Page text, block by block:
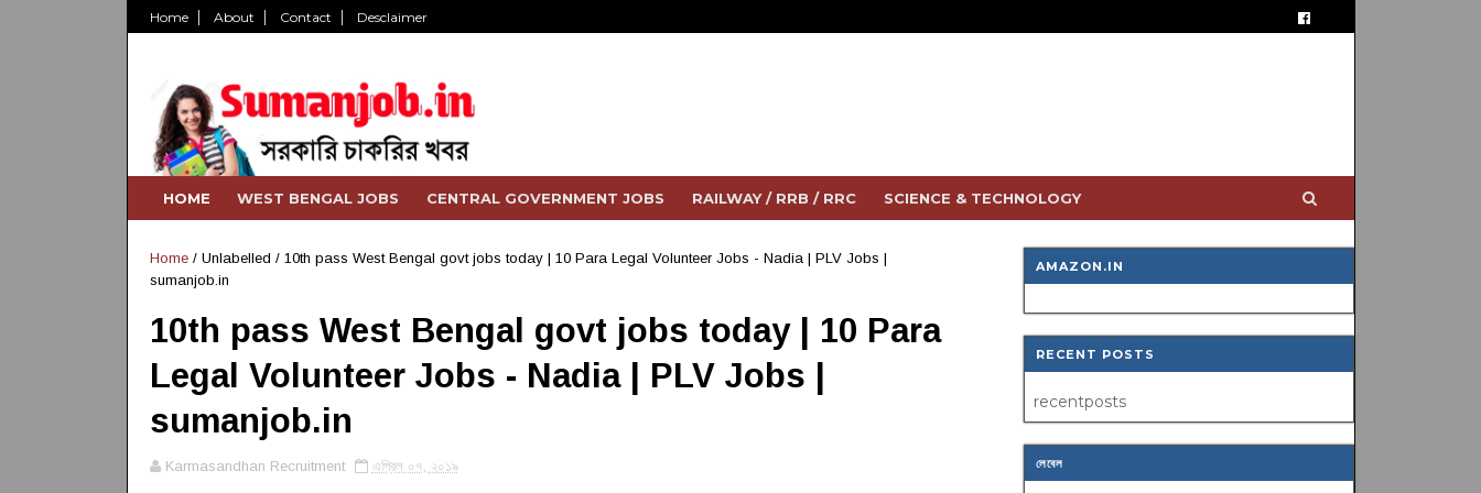
Home About Contact Desclaimer
HOME WEST BENGAL JOBS CENTRAL GOVERNMENT JOBS RAILWAY / RRB / RRC SCIENCE & TECHNOLOGY
Home/ Unlabelled / 10th pass West Bengal govt jobs today | 10 Para Legal Volunteer Jobs - Nadia | PLV Jobs |
sumanjob.in
10th pass West Bengal govt jobs today | 10 Para
Legal Volunteer Jobs - Nadia | PLV Jobs |
sumanjob.in
Karmasandhan Recruitment এপ্রিল ০৭, ২০১৯
AMAZON.IN
RECENT POSTS
recentposts
লেবেল